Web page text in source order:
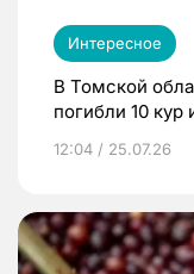
Интересное
В Томской
погибли 10 кур
12:04 / 25.07.26